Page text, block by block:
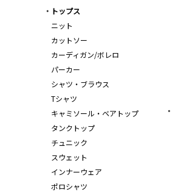
トップス
ニット
カットソー
カーディガン/ボレロ
パーカー
シャツ・ブラウス
Tシャツ
キャミソール・ベアトップ
タンクトップ
チュニック
スウェット
インナーウェア
ポロシャツ